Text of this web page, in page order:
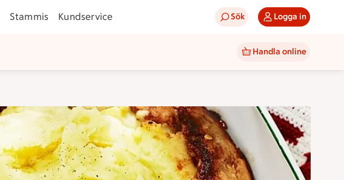
Stammis Kundservice Sök Logga in
Handla online